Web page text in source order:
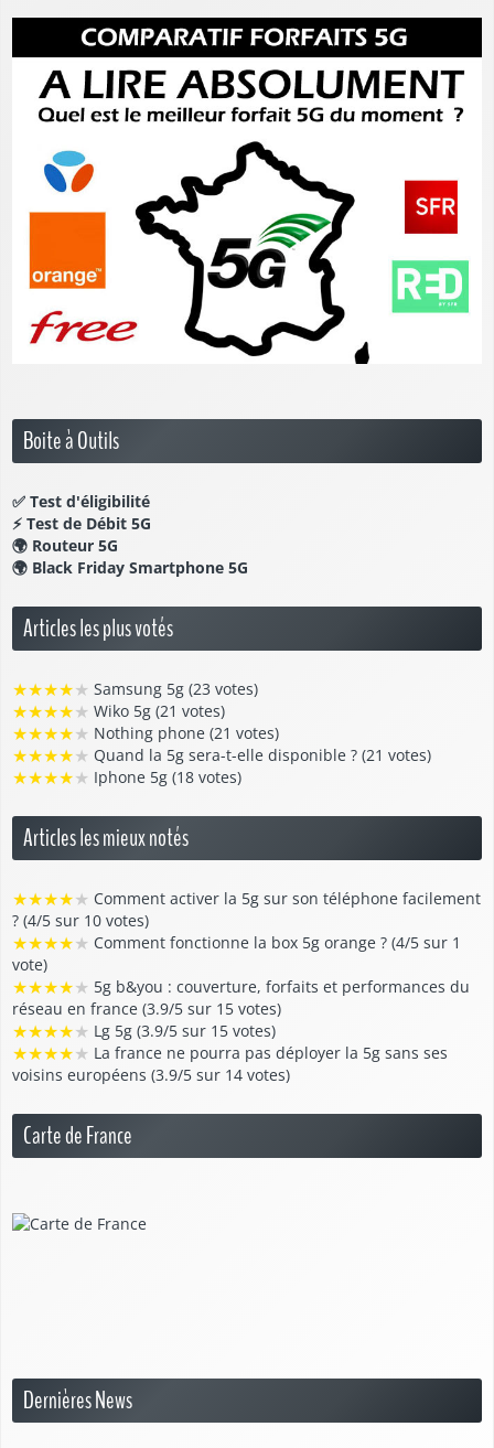
Boite à Outils
✅ Test d'éligibilité
⚡ Test de Débit 5G
🌍 Routeur 5G
🌍 Black Friday Smartphone 5G
Articles les plus votés
★★★★★ Samsung 5g (23 votes)
★★★★★ Wiko 5g (21 votes)
★★★★★ Nothing phone (21 votes)
★★★★★ Quand la 5g sera-t-elle disponible ? (21 votes)
★★★★★ Iphone 5g (18 votes)
Articles les mieux notés
★★★★★ Comment activer la 5g sur son téléphone facilement
? (4/5 sur 10 votes)
★★★★★ Comment fonctionne la box 5g orange ? (4/5 sur 1
vote)
★★★★★ 5g b&you : couverture, forfaits et performances du
réseau en france (3.9/5 sur 15 votes)
★★★★★ Lg 5g (3.9/5 sur 15 votes)
★★★★★ La france ne pourra pas déployer la 5g sans ses
voisins européens (3.9/5 sur 14 votes)
Carte de France
Dernières News